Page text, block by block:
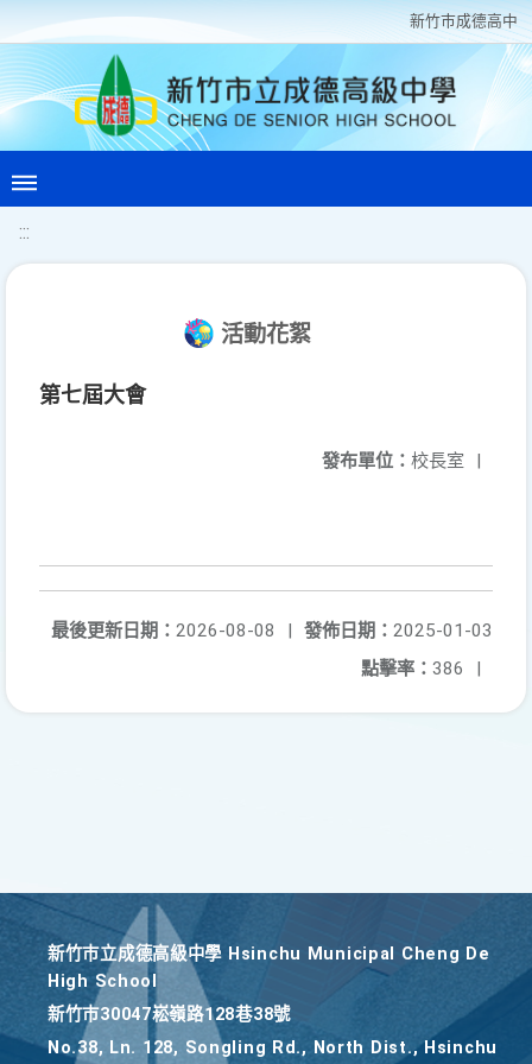
新竹巿成德高中
:::
活動花絮
第七屆大會
發布單位： 校長室 |
發佈日期： 2025-01-03
最後更新日期： 2026-08-08
|
點擊率： 386 |
新竹巿立成德高級中學 Hsinchu Municipal Cheng De
High School
新竹巿30047崧嶺路128巷38號
No.38, Ln. 128, Songling Rd., North Dist., Hsinchu